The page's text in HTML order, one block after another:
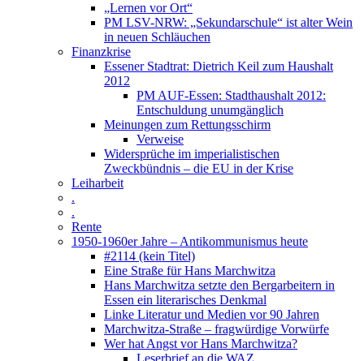
„Lernen vor Ort“
PM LSV-NRW: „Sekundarschule“ ist alter Wein
in neuen Schläuchen
Finanzkrise
Essener Stadtrat: Dietrich Keil zum Haushalt
2012
PM AUF-Essen: Stadthaushalt 2012:
Entschuldung unumgänglich
Meinungen zum Rettungsschirm
Verweise
Widersprüche im imperialistischen
Zweckbündnis – die EU in der Krise
Leiharbeit
.
.
Rente
1950-1960er Jahre – Antikommunismus heute
#2114 (kein Titel)
Eine Straße für Hans Marchwitza
Hans Marchwitza setzte den Bergarbeitern in
Essen ein literarisches Denkmal
Linke Literatur und Medien vor 90 Jahren
Marchwitza-Straße – fragwürdige Vorwürfe
Wer hat Angst vor Hans Marchwitza?
Leserbrief an die WAZ